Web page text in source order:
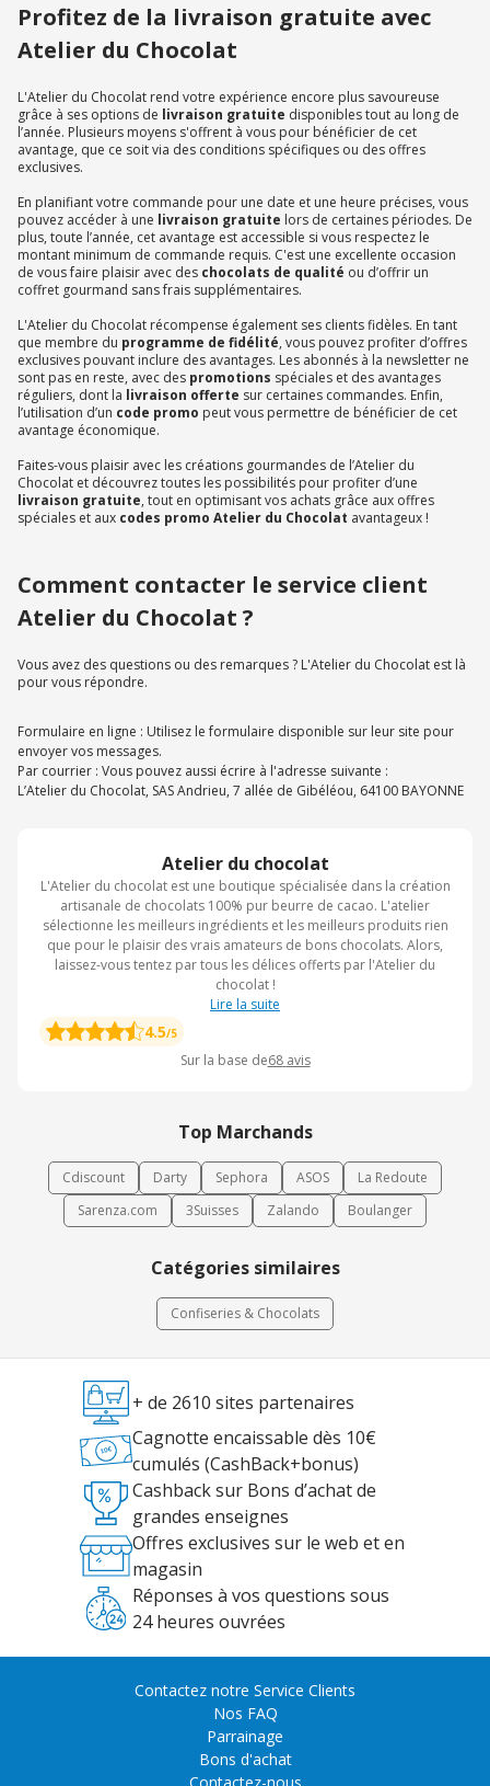
Atelier du chocolat
L'Atelier du chocolat est une boutique spécialisée dans la création
artisanale de chocolats 100% pur beurre de cacao. L'atelier
sélectionne les meilleurs ingrédients et les meilleurs produits rien
que pour le plaisir des vrais amateurs de bons chocolats. Alors,
laissez-vous tentez par tous les délices offerts par l'Atelier du
chocolat !
Lire la suite
4.5/5
Sur la base de68 avis
Top Marchands
Cdiscount Darty Sephora ASOS
La Redoute
Sarenza.com
3Suisses Zalando Boulanger
Catégories similaires
Confiseries & Chocolats
Profitez de la livraison gratuite avec
Atelier du Chocolat
L'Atelier du Chocolat rend votre expérience encore plus savoureuse
grâce à ses options de livraison gratuite disponibles tout au long de
l’année. Plusieurs moyens s'offrent à vous pour bénéficier de cet
avantage, que ce soit via des conditions spécifiques ou des offres
exclusives.
En planifiant votre commande pour une date et une heure précises, vous
pouvez accéder à une livraison gratuite lors de certaines périodes. De
plus, toute l’année, cet avantage est accessible si vous respectez le
montant minimum de commande requis. C'est une excellente occasion
de vous faire plaisir avec des chocolats de qualité ou d’offrir un
coffret gourmand sans frais supplémentaires.
L'Atelier du Chocolat récompense également ses clients fidèles. En tant
que membre du programme de fidélité, vous pouvez profiter d’offres
exclusives pouvant inclure des avantages. Les abonnés à la newsletter ne
sont pas en reste, avec des promotions spéciales et des avantages
réguliers, dont la livraison offerte sur certaines commandes. Enfin,
l’utilisation d’un code promo peut vous permettre de bénéficier de cet
avantage économique.
Faites-vous plaisir avec les créations gourmandes de l’Atelier du
Chocolat et découvrez toutes les possibilités pour profiter d’une
livraison gratuite, tout en optimisant vos achats grâce aux offres
spéciales et aux codes promo Atelier du Chocolat avantageux !
Comment contacter le service client
Atelier du Chocolat ?
Vous avez des questions ou des remarques ? L'Atelier du Chocolat est là
pour vous répondre.
Formulaire en ligne : Utilisez le formulaire disponible sur leur site pour
envoyer vos messages.
Par courrier : Vous pouvez aussi écrire à l'adresse suivante :
L’Atelier du Chocolat, SAS Andrieu, 7 allée de Gibéléou, 64100 BAYONNE
+ de 2610 sites partenaires
Cagnotte encaissable dès 10€
cumulés (CashBack+bonus)
Cashback sur Bons d’achat de
grandes enseignes
Offres exclusives sur le web et en
magasin
Réponses à vos questions sous
24 heures ouvrées
Contactez notre Service Clients
Nos FAQ
Parrainage
Bons d'achat